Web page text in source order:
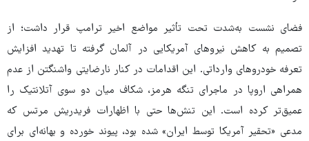
فضای نشست به‌شدت تحت تأثیر مواضع اخیر ترامپ قرار داشت؛ از
تصمیم به کاهش نیروهای آمریکایی در آلمان گرفته تا تهدید افزایش
تعرفه خودروهای وارداتی. این اقدامات در کنار نارضایتی واشنگتن از عدم
همراهی اروپا در ماجرای تنگه هرمز، شکاف میان دو سوی آتلانتیک را
عمیق‌تر کرده است. این تنش‌ها حتی با اظهارات فریدریش مرتس که
مدعی «تحقیر آمریکا توسط ایران» شده بود، پیوند خورده و بهانه‌ای برای